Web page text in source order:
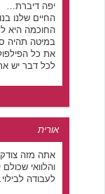
יפה דיברת…
החיים שלנו
החוכמה היא
במיטה תהיה
את כל
לכל דבר יש
אורית
אתה מזה צודק
והלוואי
לעבודה